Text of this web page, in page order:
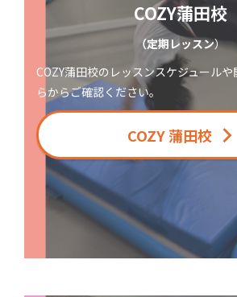
COZY蒲田校
（定期レッスン）
COZY蒲田校のレッスンスケジュール
らからご確認ください。
COZY 蒲田校